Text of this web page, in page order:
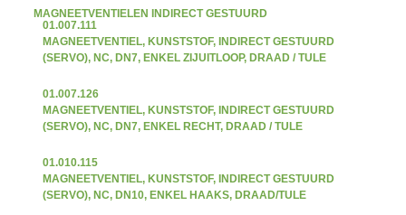
MAGNEETVENTIELEN INDIRECT GESTUURD
01.007.111
MAGNEETVENTIEL, KUNSTSTOF, INDIRECT GESTUURD
(SERVO), NC, DN7, ENKEL ZIJUITLOOP, DRAAD / TULE
01.007.126
MAGNEETVENTIEL, KUNSTSTOF, INDIRECT GESTUURD
(SERVO), NC, DN7, ENKEL RECHT, DRAAD / TULE
01.010.115
MAGNEETVENTIEL, KUNSTSTOF, INDIRECT GESTUURD
(SERVO), NC, DN10, ENKEL HAAKS, DRAAD/TULE